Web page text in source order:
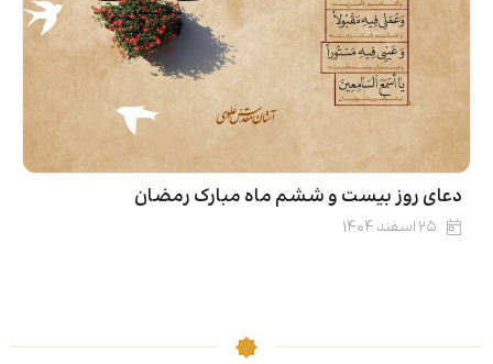
دعای روز بیست و ششم ماه مبارک رمضان
۲۵ اسفند ۱۴۰۴